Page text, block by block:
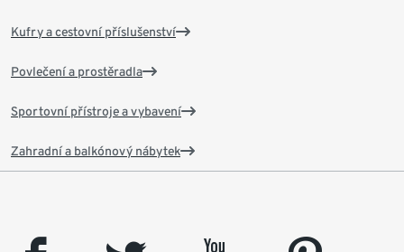
Kufry a cestovní příslušenství
Povlečení a prostěradla
Sportovní přístroje a vybavení
Zahradní a balkónový nábytek